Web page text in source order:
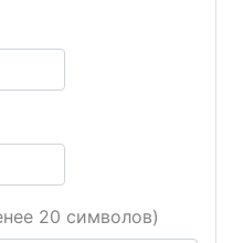
20 символов)